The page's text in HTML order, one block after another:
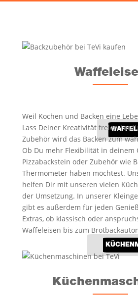
Nur in einem rich­tig hei­ßen
Caso Waf­fel­ei­sen) bekom­men
5. Waf­feln nicht zu früh öffnen
Geduld zahlt sich aus! Öff­ne
wenn der Teig nicht mehr
sich die Waf­feln leicht lösen
nichts und die Form bleibt
Weil Kochen und Backen eine
Lass Deiner Kreativität freien
Zubehör wird das Backen zum
Ob Du mehr Flexibilität in deinem
Pizzabackstein oder Zubehör wie
Thermometer haben möchtest.
helfen Dir mit unseren vielen
der Um­setzung. In unserer
gibt es außerdem für jeden
Extras, ob klassisch oder
Waffeleisen bis zum